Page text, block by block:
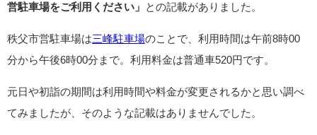
営駐車場をご利用ください」
との記載がありました。
秩父市営駐車場は三峰駐車場のことで、利用時間は午前8時00
分から午後6時00分まで。利用料金は普通車520円です。
元日や初詣の期間は利用時間や料金が変更されるかと思い調べ
てみましたが、そのような記載はありませんでした。